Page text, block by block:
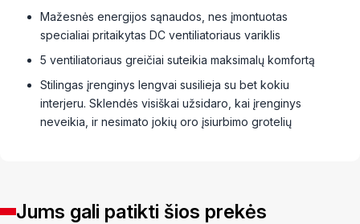
Mažesnės energijos sąnaudos, nes įmontuotas
specialiai pritaikytas DC ventiliatoriaus variklis
5 ventiliatoriaus greičiai suteikia maksimalų komfortą
Stilingas įrenginys lengvai susilieja su bet kokiu
interjeru. Sklendės visiškai užsidaro, kai įrenginys
neveikia, ir nesimato jokių oro įsiurbimo grotelių
Jums gali patikti šios prekės